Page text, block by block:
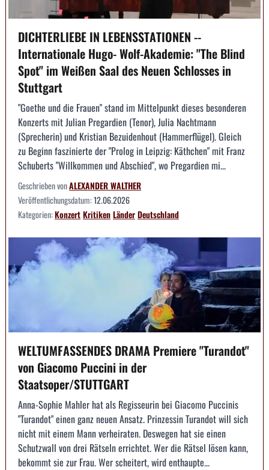
DICHTERLIEBE IN LEBENSSTATIONEN --
Internationale Hugo- Wolf-Akademie: "The Blind
Spot" im Weißen Saal des Neuen Schlosses in
Stuttgart
"Goethe und die Frauen" stand im Mittelpunkt dieses besonderen
Konzerts mit Julian Pregardien (Tenor), Julia Nachtmann
(Sprecherin) und Kristian Bezuidenhout (Hammerflügel). Gleich
zu Beginn faszinierte der "Prolog in Leipzig: Käthchen" mit Franz
Schuberts "Willkommen und Abschied", wo Pregardien mi...
Geschrieben vonALEXANDER WALTHER
Veröffentlichungsdatum:12.06.2026
Kategorien:KonzertKritikenLänderDeutschland
WELTUMFASSENDES DRAMA Premiere "Turandot"
von Giacomo Puccini in der
Staatsoper/STUTTGART
Anna-Sophie Mahler hat als Regisseurin bei Giacomo Puccinis
"Turandot" einen ganz neuen Ansatz. Prinzessin Turandot will sich
nicht mit einem Mann verheiraten. Deswegen hat sie einen
Schutzwall von drei Rätseln errichtet. Wer die Rätsel lösen kann,
bekommt sie zur Frau. Wer scheitert, wird enthaupte...